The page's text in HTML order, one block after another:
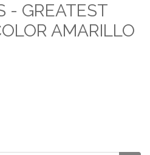
- GREATEST
AMARILLO